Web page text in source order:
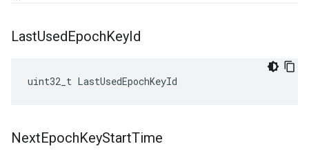
LastUsedEpochKeyId
uint32_t LastUsedEpochKeyId
NextEpochKeyStartTime